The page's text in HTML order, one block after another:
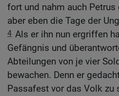
fort und nahm auch Petrus
aber eben die Tage der
4 Als er ihn nun ergriffen
Gefängnis und
Abteilungen von je vier
bewachen. Denn er
Passafest vor das Volk zu